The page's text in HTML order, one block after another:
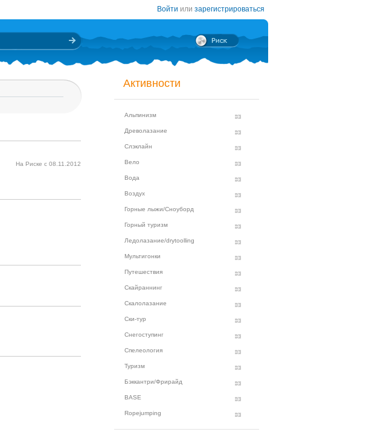
Войти или зарегистрироваться
На Риске с 08.11.2012
Активности
Альпинизм
Древолазание
Слэклайн
Вело
Вода
Воздух
Горные лыжи/Сноуборд
Горный туризм
Ледолазание/drytoolling
Мультигонки
Путешествия
Скайраннинг
Скалолазание
Ски-тур
Снегоступинг
Спелеология
Туризм
Бэккантри/Фрирайд
BASE
Ropejumping